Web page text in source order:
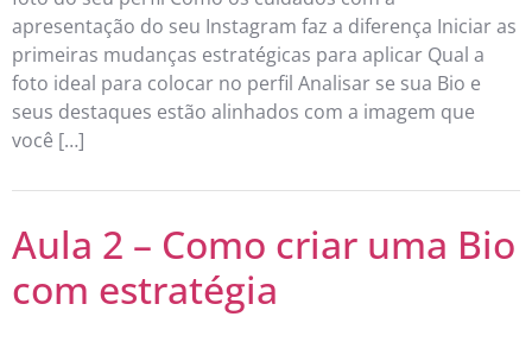
apresentação do seu Instagram faz a diferença Iniciar as
primeiras mudanças estratégicas para aplicar Qual a
foto ideal para colocar no perfil Analisar se sua Bio e
seus destaques estão alinhados com a imagem que
você […]
Aula 2 – Como criar uma Bio
com estratégia